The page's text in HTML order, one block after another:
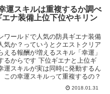
運スキルは重複するか調べ
エナ装備上位下位やキリン
ワールドで人気の防具ギエナ装備
気か？っていうとクエストクリア
える報酬が増えるスキル「幸運」
るからです 下位ギエナと上位ギ
運スキルが実は同時に発動するん
この幸運スキルって重複するの？
2018.01.31